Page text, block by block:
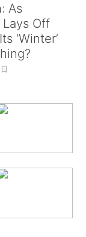
As
Off
‘Winter’